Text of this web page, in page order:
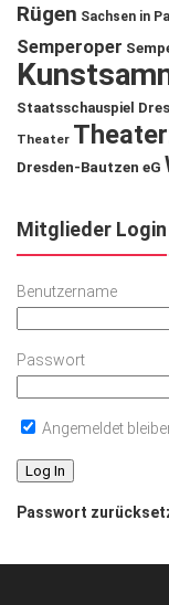
Rügen Sachsen in
Semperoper
Staatsschauspiel
Theater
Dresden-Bautzen eG
Mitglieder Login
Benutzername
Passwort
Angemeldet
Passwort